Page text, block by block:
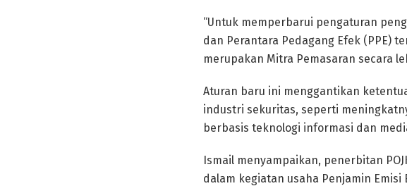
“Untuk memperbarui pengaturan
dan Perantara Pedagang Efek (PPE)
merupakan Mitra Pemasaran secara
Aturan baru ini menggantikan
industri sekuritas, seperti
berbasis teknologi informasi dan
Ismail menyampaikan, penerbitan
dalam kegiatan usaha Penjamin Emisi